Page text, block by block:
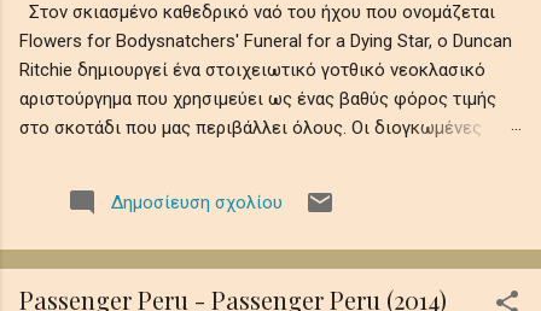
Στον σκιασμένο καθεδρικό ναό του ήχου που ονομάζεται
Flowers for Bodysnatchers' Funeral for a Dying Star, ο Duncan
Ritchie δημιουργεί ένα στοιχειωτικό γοτθικό νεοκλασικό
αριστούργημα που χρησιμεύει ως ένας βαθύς φόρος τιμής
στο σκοτάδι που μας περιβάλλει όλους. Οι διογκωμένες
πιάνου και ατμοσφαιρικά ηχοχρώματα, θυμίζοντας την
αδυσώπητη φθορά του ουράνιου φωτός σε αιώνια νύχτα,
της ύπαρξης εν μέσω ψιθύρων απώλειας, απομόνωσης και
κοσμικής λήθης. Αυτό το ηχητικό ρέκβιεμ βυθίζει τους
Δημοσίευση σχολίου
Passenger Peru - Passenger Peru (2014)